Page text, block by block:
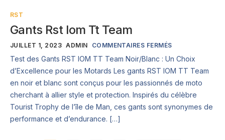
RST
Gants Rst Iom Tt Team
JUILLET 1, 2023 ADMIN COMMENTAIRES FERMÉS
Test des Gants RST IOM TT Team Noir/Blanc : Un Choix
d’Excellence pour les Motards Les gants RST IOM TT Team
en noir et blanc sont conçus pour les passionnés de moto
cherchant à allier style et protection. Inspirés du célèbre
Tourist Trophy de l’île de Man, ces gants sont synonymes de
performance et d’endurance. […]